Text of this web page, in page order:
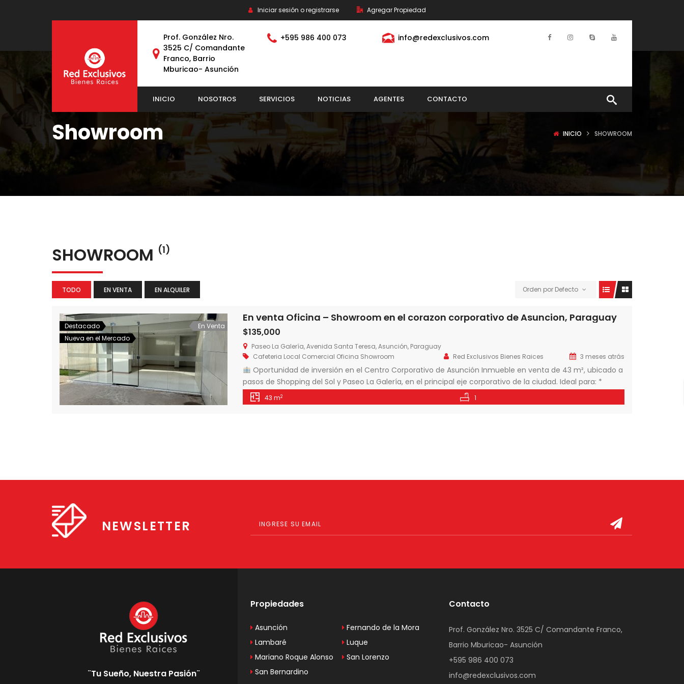
Iniciar sesión o registrarse Agregar Propiedad
Prof. González Nro.
3525 C/ Comandante
Franco, Barrio
Mburicao- Asunción
+595 986 400 073 info@redexclusivos.com
INICIO NOSOTROS SERVICIOS NOTICIAS AGENTES CONTACTO
Showroom INICIO SHOWROOM
SHOWROOM (1)
TODO EN VENTA EN ALQUILER Orden por Defecto
Destacado
Nueva en el Mercado
En Venta
En venta Oficina – Showroom en el corazon corporativo de Asuncion, Paraguay
$135,000
Paseo La Galería, Avenida Santa Teresa, Asunción, Paraguay
Cafeteria Local Comercial Oficina Showroom Red Exclusivos Bienes Raices 3 meses atrás
Oportunidad de inversión en el Centro Corporativo de Asunción Inmueble en venta de 43 m², ubicado a
pasos de Shopping del Sol y Paseo La Galería, en el principal eje corporativo de la ciudad. Ideal para: *
Showroom * Oficina corporativa * Cafetería o local comercial
Propiedad actualmente alquilada
Rentabilidad aproximada del 6% […]
43 m2 1
NEWSLETTER
¨Tu Sueño, Nuestra Pasión¨
Propiedades
Asunción
Fernando de la Mora
Lambaré
Luque
Mariano Roque Alonso
San Lorenzo
San Bernardino
Contacto
Prof. González Nro. 3525 C/ Comandante Franco,
Barrio Mburicao- Asunción
+595 986 400 073
info@redexclusivos.com